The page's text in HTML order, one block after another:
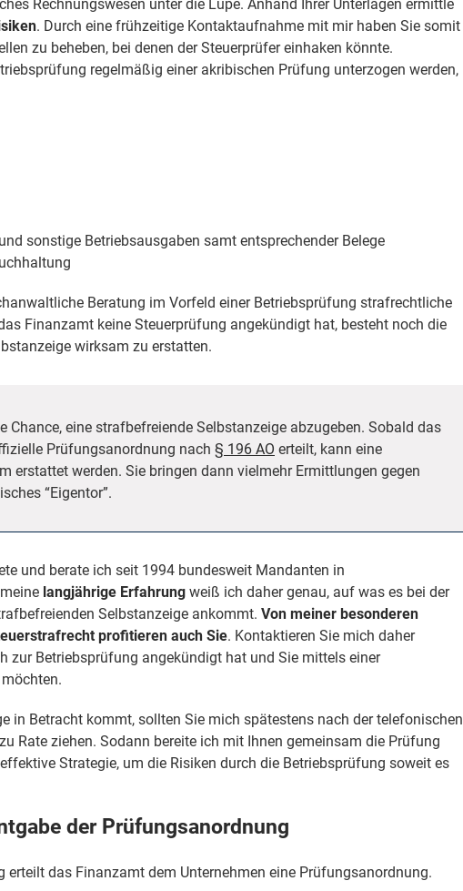
Rechnungswesen unter die Lupe. Anhand Ihrer Unterlagen ermittle
. Durch eine frühzeitige Kontaktaufnahme mit mir haben Sie somit
zu beheben, bei denen der Steuerprüfer einhaken könnte.
regelmäßig einer akribischen Prüfung unterzogen werden,
sonstige Betriebsausgaben samt entsprechender Belege
Beratung im Vorfeld einer Betriebsprüfung strafrechtliche
Finanzamt keine Steuerprüfung angekündigt hat, besteht noch die
wirksam zu erstatten.
Chance, eine strafbefreiende Selbstanzeige abzugeben. Sobald das
Prüfungsanordnung nach § 196 AO erteilt, kann eine
erstattet werden. Sie bringen dann vielmehr Ermittlungen gegen
“Eigentor”.
und berate ich seit 1994 bundesweit Mandanten in
langjährige Erfahrung weiß ich daher genau, auf was es bei der
Selbstanzeige ankommt. Von meiner besonderen
profitieren auch Sie. Kontaktieren Sie mich daher
zur Betriebsprüfung angekündigt hat und Sie mittels einer
in Betracht kommt, sollten Sie mich spätestens nach der telefonischen
Rate ziehen. Sodann bereite ich mit Ihnen gemeinsam die Prüfung
Strategie, um die Risiken durch die Betriebsprüfung soweit es
der Prüfungsanordnung
erteilt das Finanzamt dem Unternehmen eine Prüfungsanordnung.